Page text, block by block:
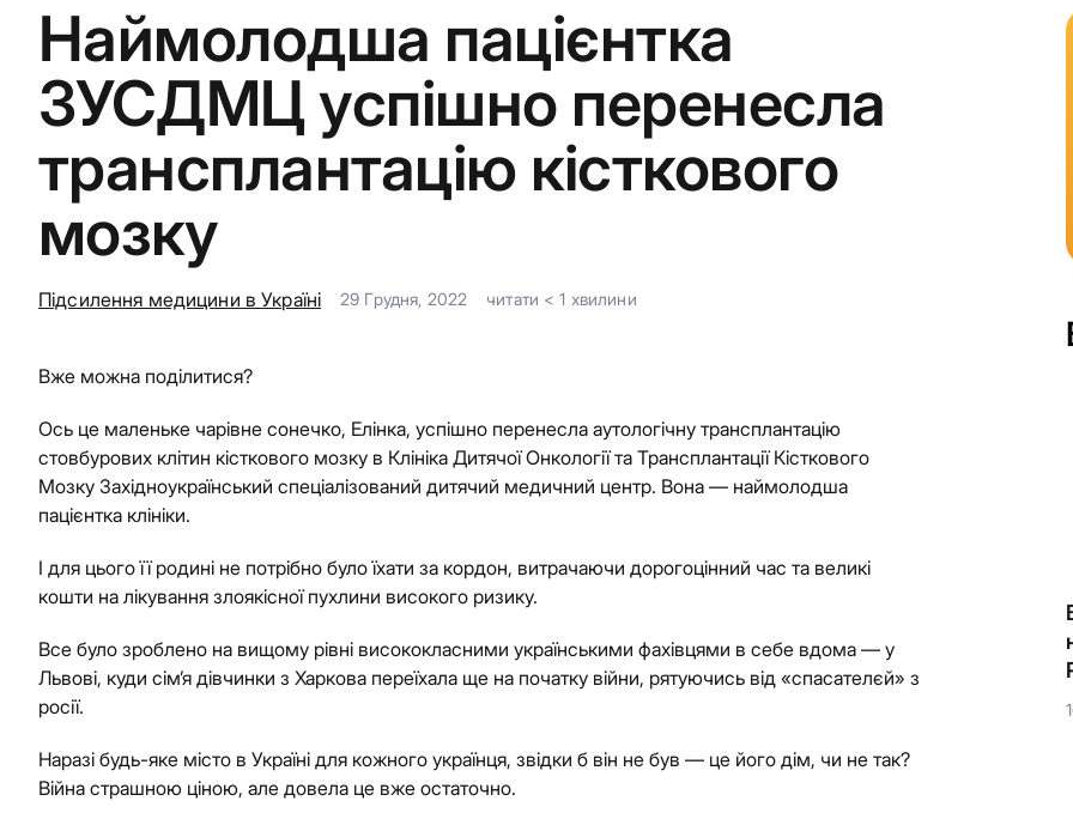
Наймолодша пацієнтка
ЗУСДМЦ успішно перенесла
трансплантацію кісткового
мозку
Підсилення медицини в Україні 29 Грудня, 2022 читати < 1 хвилини
Вже можна поділитися?
Ось це маленьке чарівне сонечко, Елінка, успішно перенесла аутологічну трансплантацію
стовбурових клітин кісткового мозку в Клініка Дитячої Онкології та Трансплантації Кісткового
Мозку Західноукраїнський спеціалізований дитячий медичний центр. Вона — наймолодша
пацієнтка клініки.
І для цього її родині не потрібно було їхати за кордон, витрачаючи дорогоцінний час та великі
кошти на лікування злоякісної пухлини високого ризику.
Все було зроблено на вищому рівні висококласними українськими фахівцями в себе вдома — у
Львові, куди сім’я дівчинки з Харкова переїхала ще на початку війни, рятуючись від «спасателєй» з
росії.
Наразі будь-яке місто в Україні для кожного українця, звідки б він не був — це його дім, чи не так?
Війна страшною ціною, але довела це вже остаточно.
єдинорога, який виконує бажання, він би точно
знав, що загадати!